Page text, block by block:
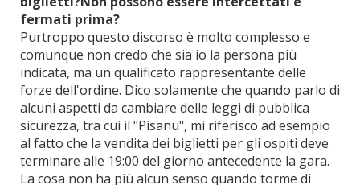
fermati prima?
Purtroppo questo discorso è molto complesso e
comunque non credo che sia io la persona più
indicata, ma un qualificato rappresentante delle
forze dell'ordine. Dico solamente che quando parlo di
alcuni aspetti da cambiare delle leggi di pubblica
sicurezza, tra cui il "Pisanu", mi riferisco ad esempio
al fatto che la vendita dei biglietti per gli ospiti deve
terminare alle 19:00 del giorno antecedente la gara.
La cosa non ha più alcun senso quando torme di